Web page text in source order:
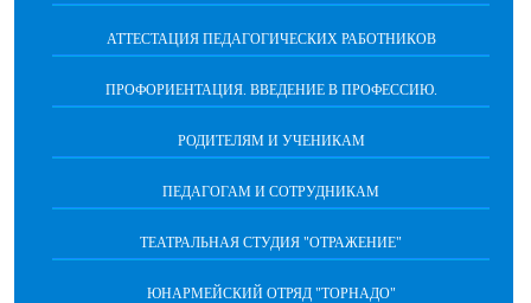
АТТЕСТАЦИЯ ПЕДАГОГИЧЕСКИХ РАБОТНИКОВ
ПРОФОРИЕНТАЦИЯ. ВВЕДЕНИЕ В ПРОФЕССИЮ.
РОДИТЕЛЯМ И УЧЕНИКАМ
ПЕДАГОГАМ И СОТРУДНИКАМ
ТЕАТРАЛЬНАЯ СТУДИЯ "ОТРАЖЕНИЕ"
ЮНАРМЕЙСКИЙ ОТРЯД "ТОРНАДО"